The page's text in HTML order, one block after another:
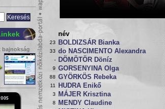
bajnokság
név
23 BOLDIZSÁR Bianka
33 do NASCIMENTO Alexandra
- DÖMÖTÖR Döníz
9 GORSENYINA Olga
88 GYÖRKÖS Rebeka
11 HUDRA Enikő
3 MÁJER Krisztina
8 MENDY Claudine